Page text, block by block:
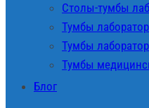
Столы-тумбы
Тумбы
Тумбы
Тумбы
Блог